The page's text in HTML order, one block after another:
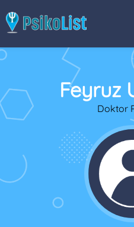
Feyruz
Doktor